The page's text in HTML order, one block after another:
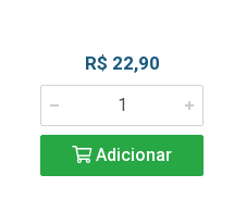
R$ 22,90
Adicionar